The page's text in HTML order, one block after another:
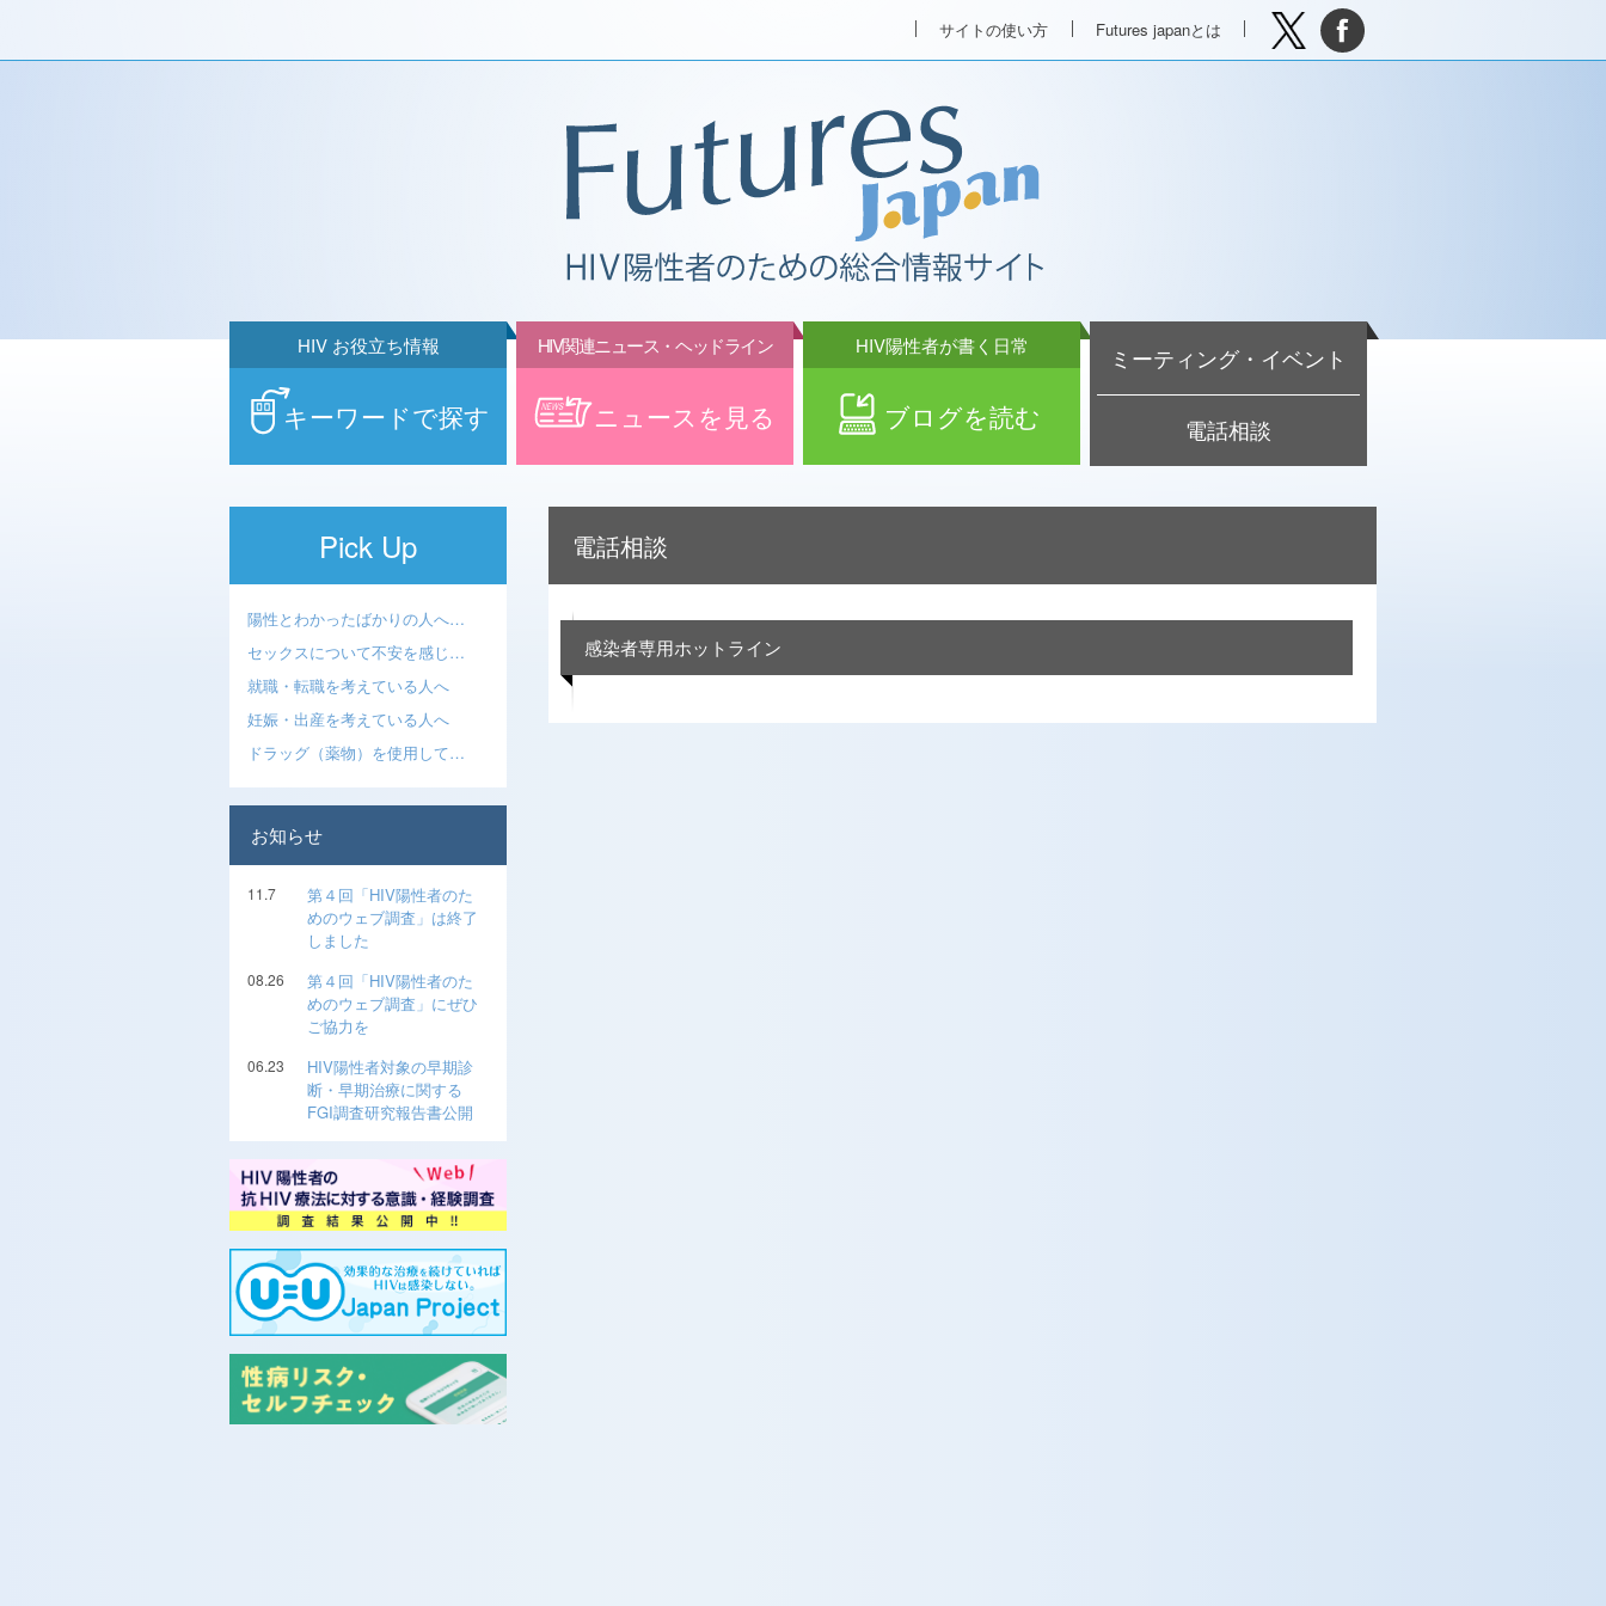
サイトの使い方 Futures japanとは
キーワードで探す
HIV お役立ち情報
ニュースを見る
HIV関連ニュース・ヘッドライン
ブログを読む
HIV陽性者が書く日常 ミーティング・イベント
電話相談
電話相談
感染者専用ホットライン
Pick Up
陽性とわかったばかりの人へ…
セックスについて不安を感じ…
就職・転職を考えている人へ
妊娠・出産を考えている人へ
ドラッグ（薬物）を使用して…
お知らせ
11.7
第４回「HIV陽性者のた
めのウェブ調査」は終了
しました
08.26
第４回「HIV陽性者のた
めのウェブ調査」にぜひ
ご協力を
06.23
HIV陽性者対象の早期診
断・早期治療に関する
FGI調査研究報告書公開